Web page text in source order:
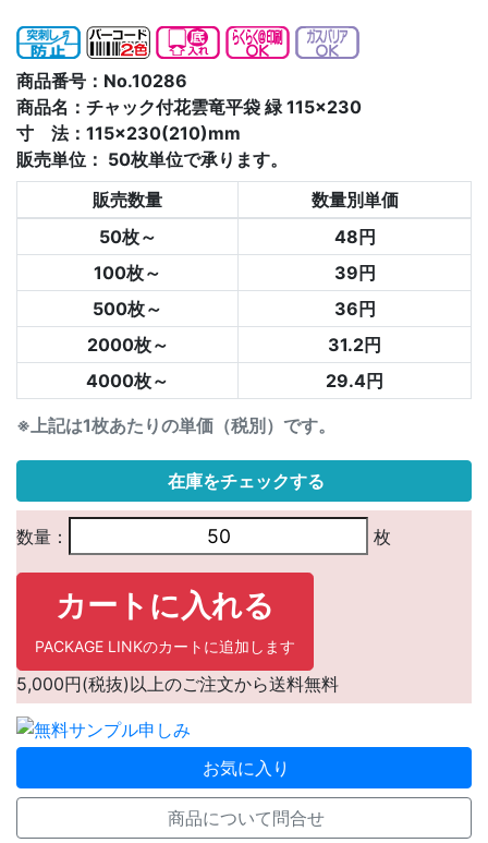
商品番号：No.10286
商品名：チャック付花雲竜平袋 緑 115×230
寸 法：115×230(210)mm
販売単位： 50枚単位で承ります。
※上記は1枚あたりの単価（税別）です。
販売数量
数量別単価
50枚～
48円
100枚～
39円
500枚～
36円
2000枚～
31.2円
4000枚～
29.4円
在庫をチェックする
数量： 枚
カートに入れる
PACKAGE LINKのカートに追加します
5,000円(税抜)以上のご注文から送料無料
お気に入り
商品について問合せ